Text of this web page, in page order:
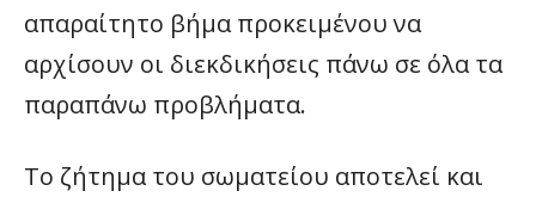
απαραίτητο βήμα προκειμένου να
αρχίσουν οι διεκδικήσεις πάνω σε όλα τα
παραπάνω προβλήματα.
Το ζήτημα του σωματείου αποτελεί και